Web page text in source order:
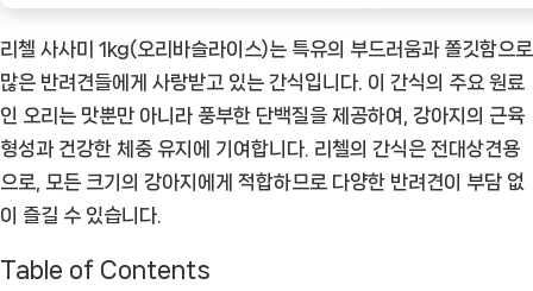
리첼 사사미 1kg(오리바슬라이스)는 특유의 부드러움과 쫄깃함으로
많은 반려견들에게 사랑받고 있는 간식입니다. 이 간식의 주요 원료
인 오리는 맛뿐만 아니라 풍부한 단백질을 제공하여, 강아지의 근육
형성과 건강한 체중 유지에 기여합니다. 리첼의 간식은 전대상견용
으로, 모든 크기의 강아지에게 적합하므로 다양한 반려견이 부담 없
이 즐길 수 있습니다.
Table of Contents